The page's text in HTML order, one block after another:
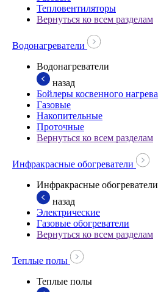
Тепловентиляторы
Вернуться ко всем разделам
Водонагреватели
Водонагреватели
назад
Бойлеры косвенного нагрева
Газовые
Накопительные
Проточные
Вернуться ко всем разделам
Инфракрасные обогреватели
Инфракрасные обогреватели
назад
Электрические
Газовые обогреватели
Вернуться ко всем разделам
Теплые полы
Теплые полы